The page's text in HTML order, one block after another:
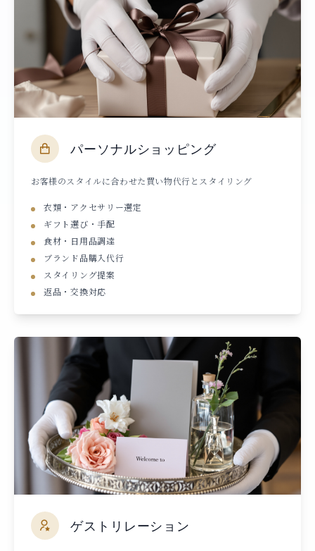
パーソナルショッピング
お客様のスタイルに合わせた買い物代行とスタイリング
衣類・アクセサリー選定
ギフト選び・手配
食材・日用品調達
ブランド品購入代行
スタイリング提案
返品・交換対応
ゲストリレーション